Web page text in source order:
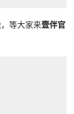
等大家来壹伴官